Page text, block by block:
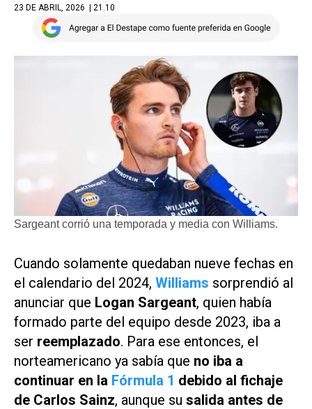
23 DE ABRIL, 2026 | 21.10
Sargeant corrió una temporada y media con Williams.
Cuando solamente quedaban nueve fechas en
el calendario del 2024, Williams sorprendió al
anunciar que Logan Sargeant, quien había
formado parte del equipo desde 2023, iba a
ser reemplazado. Para ese entonces, el
norteamericano ya sabía que no iba a
continuar en la Fórmula 1 debido al fichaje
de Carlos Sainz, aunque su salida antes de